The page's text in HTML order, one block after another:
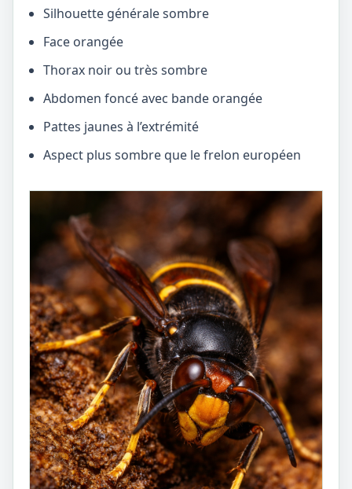
Silhouette générale sombre
Face orangée
Thorax noir ou très sombre
Abdomen foncé avec bande orangée
Pattes jaunes à l’extrémité
Aspect plus sombre que le frelon européen